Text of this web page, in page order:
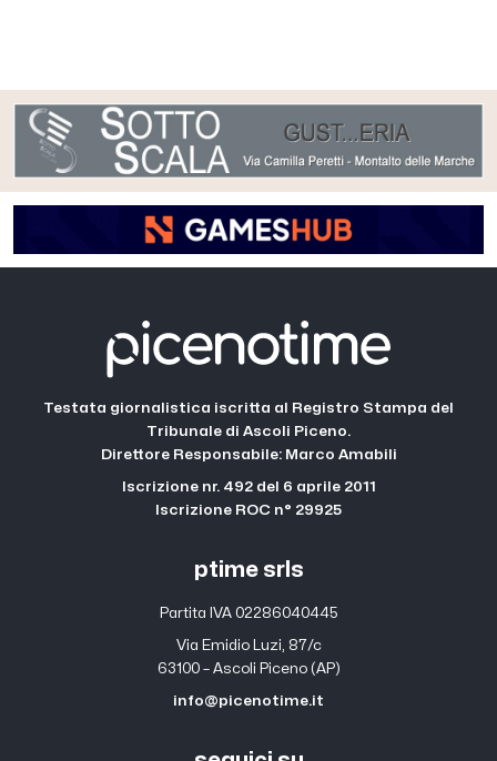
Testata giornalistica iscritta al Registro Stampa del
Tribunale di Ascoli Piceno.
Direttore Responsabile: Marco Amabili
Iscrizione nr. 492 del 6 aprile 2011
Iscrizione ROC n° 29925
ptime srls
Partita IVA 02286040445
Via Emidio Luzi, 87/c
63100 – Ascoli Piceno (AP)
info@picenotime.it